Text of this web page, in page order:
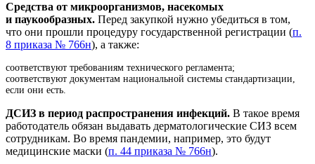
Средства от микроорганизмов, насекомых
и паукообразных. Перед закупкой нужно убедиться в том,
что они прошли процедуру государственной регистрации (п.
8 приказа № 766н), а также:
соответствуют требованиям технического регламента;
соответствуют документам национальной системы стандартизации,
если они есть.
ДСИЗ в период распространения инфекций. В такое время
работодатель обязан выдавать дерматологические СИЗ всем
сотрудникам. Во время пандемии, например, это будут
медицинские маски (п. 44 приказа № 766н).